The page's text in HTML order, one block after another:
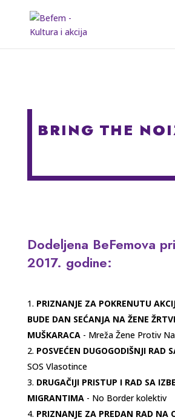
BRING THE
Dodeljena BeFemova
2017. godine:
PRIZNANJE ZA POKRENUTU
BUDE DAN SEĆANJA NA ŽENE
MUŠKARACA- Mreža Žene Protiv
POSVEĆEN DUGOGODIŠNJI RAD
SOS Vlasotince
DRUGAČIJI PRISTUP I RAD SA
MIGRANTIMA- No Border kolektiv
PRIZNANJE ZA PREDAN RAD NA